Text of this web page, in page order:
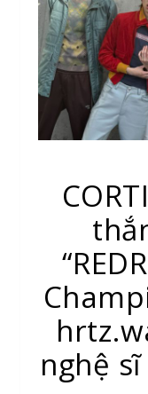
nghệ